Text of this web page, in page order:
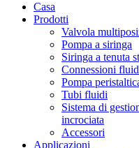
Casa
Prodotti
Valvola
Pompa a siringa
Siringa a tenuta
Connessioni
Pompa
Tubi fluidi
Sistema di
incrociata
Accessori
Applicazioni